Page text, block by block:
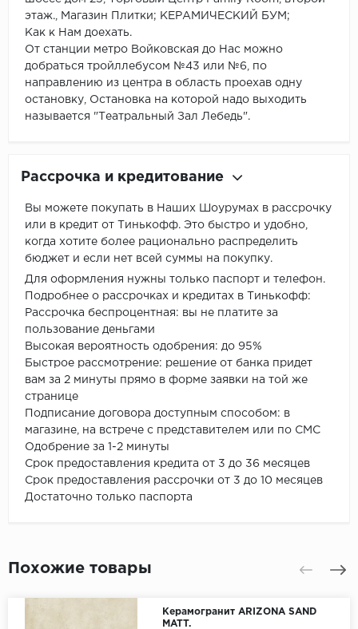
этаж., Магазин Плитки; КЕРАМИЧЕСКИЙ БУМ;
Как к Нам доехать.
От станции метро Войковская до Нас можно
добраться тройллебусом №43 или №6, по
направлению из центра в область проехав одну
остановку, Остановка на которой надо выходить
называется "Театральный Зал Лебедь".
Рассрочка и кредитование
Вы можете покупать в Наших Шоурумах в рассрочку
или в кредит от Тинькофф. Это быстро и удобно,
когда хотите более рационально распределить
бюджет и если нет всей суммы на покупку.
Для оформления нужны только паспорт и телефон.
Подробнее о рассрочках и кредитах в Тинькофф:
Рассрочка беспроцентная: вы не платите за
пользование деньгами
Высокая вероятность одобрения: до 95%
Быстрое рассмотрение: решение от банка придет
вам за 2 минуты прямо в форме заявки на той же
странице
Подписание договора доступным способом: в
магазине, на встрече с представителем или по СМС
Одобрение за 1-2 минуты
Срок предоставления кредита от 3 до 36 месяцев
Срок предоставления рассрочки от 3 до 10 месяцев
Достаточно только паспорта
Похожие товары
Керамогранит ARIZONA SAND
MATT.